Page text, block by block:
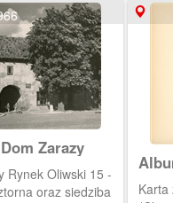
Zarazy
Rynek Oliwski 15 -
oraz siedziba
Kuhna
Karta